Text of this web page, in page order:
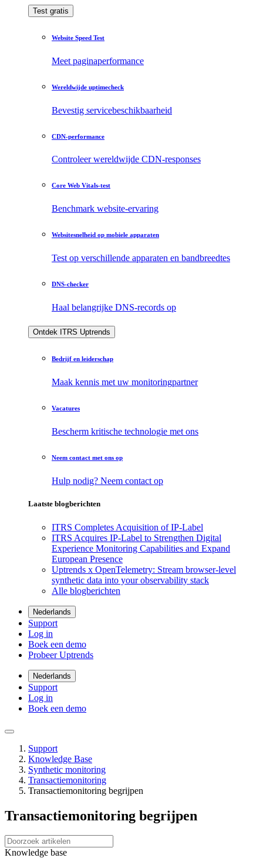
Test gratis
Website Speed Test
Meet paginaperformance
Wereldwijde uptimecheck
Bevestig servicebeschikbaarheid
CDN-performance
Controleer wereldwijde CDN-responses
Core Web Vitals-test
Benchmark website-ervaring
Websitesnelheid op mobiele apparaten
Test op verschillende apparaten en bandbreedtes
DNS-checker
Haal belangrijke DNS-records op
Ontdek ITRS Uptrends
Bedrijf en leiderschap
Maak kennis met uw monitoringpartner
Vacatures
Bescherm kritische technologie met ons
Neem contact met ons op
Hulp nodig? Neem contact op
Laatste blogberichten
ITRS Completes Acquisition of IP-Label
ITRS Acquires IP-Label to Strengthen Digital
Experience Monitoring Capabilities and Expand
European Presence
Uptrends x OpenTelemetry: Stream browser-level
synthetic data into your observability stack
Alle blogberichten
Nederlands
Support
Log in
Boek een demo
Probeer Uptrends
Nederlands
Support
Log in
Boek een demo
Support
Knowledge Base
Synthetic monitoring
Transactiemonitoring
Transactiemonitoring begrijpen
Transactiemonitoring begrijpen
Knowledge base